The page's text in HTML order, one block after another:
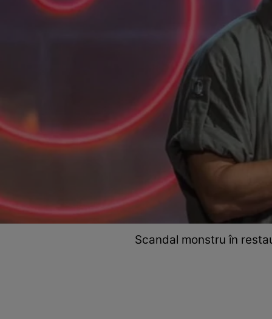
Scandal monstru în